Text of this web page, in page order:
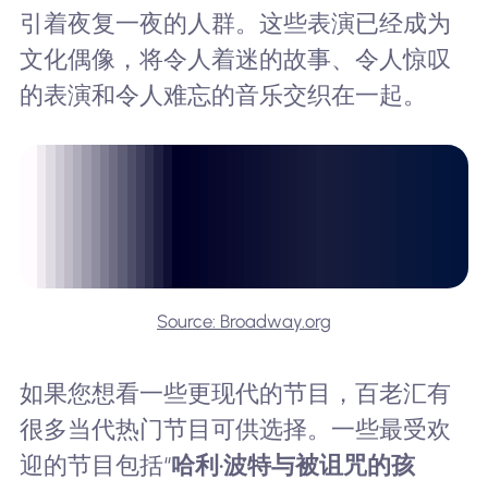
引着夜复一夜的人群。这些表演已经成为
文化偶像，将令人着迷的故事、令人惊叹
的表演和令人难忘的音乐交织在一起。
Source: Broadway.org
如果您想看一些更现代的节目，百老汇有
很多当代热门节目可供选择。一些最受欢
迎的节目包括“哈利·波特与被诅咒的孩